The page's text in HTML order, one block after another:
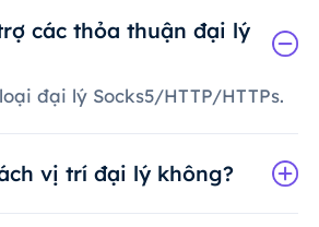
các thỏa thuận đại lý
đại lý Socks5/HTTP/HTTPs.
vị trí đại lý không?